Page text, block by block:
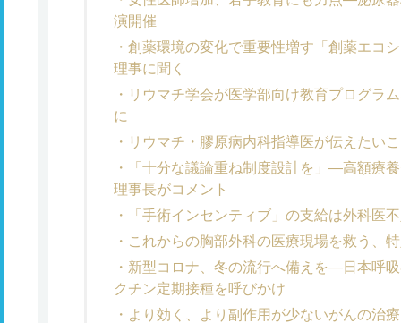
演開催
創薬環境の変化で重要性増す「創薬エコ
理事に聞く
リウマチ学会が医学部向け教育プログラ
に
リウマチ・膠原病内科指導医が伝えたい
「十分な議論重ね制度設計を」―高額療
理事長がコメント
「手術インセンティブ」の支給は外科医
これからの胸部外科の医療現場を救う、
新型コロナ、冬の流行へ備えを―日本呼
クチン定期接種を呼びかけ
より効く、より副作用が少ないがんの治